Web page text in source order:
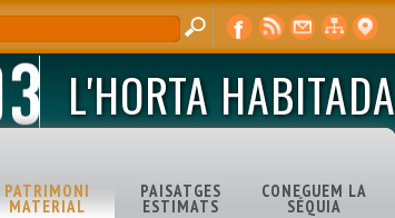
L'HORTA HABITADA
PATRIMONI
MATERIAL
PAISATGES
ESTIMATS
CONEGUEM LA
SÉQUIA